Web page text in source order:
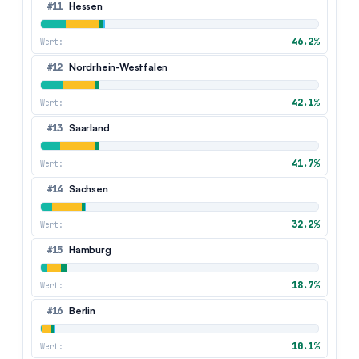
#11 Hessen
Wert:
46.2%
#12 Nordrhein-Westfalen
Wert:
42.1%
#13 Saarland
Wert:
41.7%
#14 Sachsen
Wert:
32.2%
#15 Hamburg
Wert:
18.7%
#16 Berlin
Wert: 10.1%